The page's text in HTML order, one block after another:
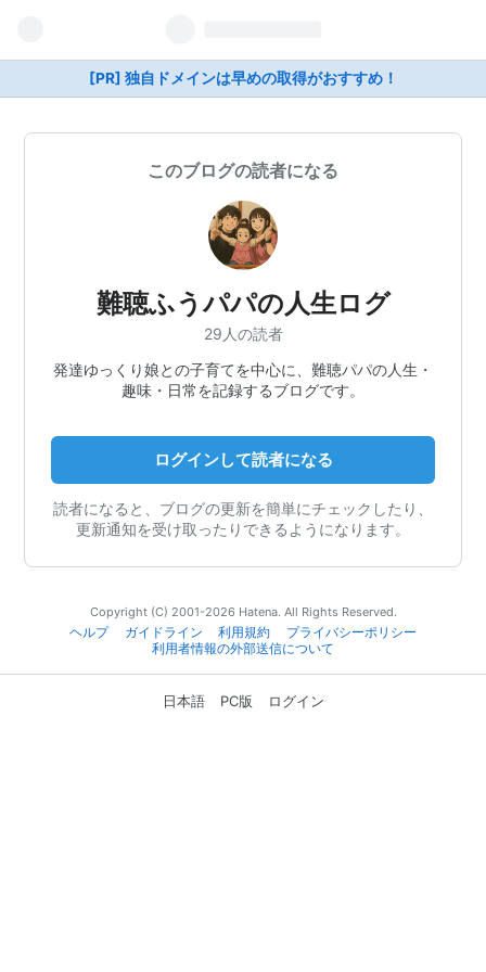
[PR] 独自ドメインは早めの取得がおすすめ！
このブログの読者になる
難聴ふうパパの人生ログ
29人の読者
発達ゆっくり娘との子育てを中心に、難聴パパの人生・
趣味・日常を記録するブログです。
ログインして読者になる
読者になると、ブログの更新を簡単にチェックしたり、
更新通知を受け取ったりできるようになります。
Copyright (C) 2001-2026 Hatena. All Rights Reserved.
ヘルプ
ガイドライン 利用規約
プライバシーポリシー
利用者情報の外部送信について
日本語 PC版 ログイン